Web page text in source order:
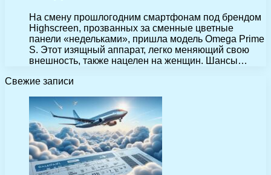
На смену прошлогодним смартфонам под брендом
Highscreen, прозванных за сменные цветные
панели «недельками», пришла модель Omega Prime
S. Этот изящный аппарат, легко меняющий свою
внешность, также нацелен на женщин. Шансы…
Свежие записи